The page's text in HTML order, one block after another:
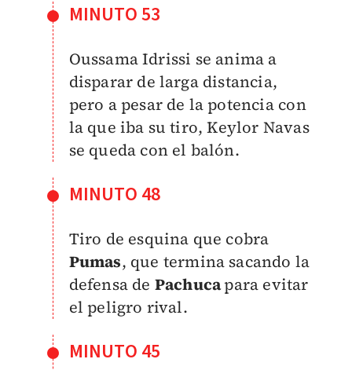
MINUTO 53
Oussama Idrissi se anima a
disparar de larga distancia,
pero a pesar de la potencia con
la que iba su tiro, Keylor Navas
se queda con el balón.
MINUTO 48
Tiro de esquina que cobra
Pumas, que termina sacando la
defensa de Pachucapara evitar
el peligro rival.
MINUTO 45